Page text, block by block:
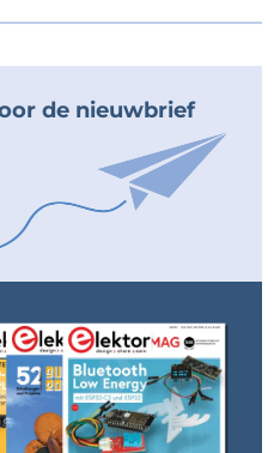
de nieuwbrief